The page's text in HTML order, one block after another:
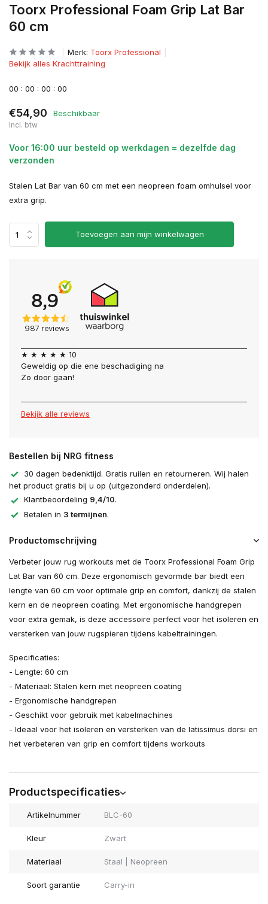
Toorx Professional Foam Grip Lat Bar
60 cm
Merk: Toorx Professional
Bekijk alles Krachttraining
00 : 00 : 00 : 00
€54,90 Beschikbaar
Incl. btw
Voor 16:00 uur besteld op werkdagen = dezelfde dag
verzonden
Stalen Lat Bar van 60 cm met een neopreen foam omhulsel voor
extra grip.
Toevoegen aan mijn winkelwagen
★ ★ ★ ★ ★ 10
Geweldig op die ene beschadiging na
Zo door gaan!
Bekijk alle reviews
Bestellen bij NRG fitness
30 dagen bedenktijd. Gratis ruilen en retourneren. Wij halen
het product gratis bij u op (uitgezonderd onderdelen).
Klantbeoordeling 9,4/10.
Betalen in 3 termijnen.
Productomschrijving
Verbeter jouw rug workouts met de Toorx Professional Foam Grip
Lat Bar van 60 cm. Deze ergonomisch gevormde bar biedt een
lengte van 60 cm voor optimale grip en comfort, dankzij de stalen
kern en de neopreen coating. Met ergonomische handgrepen
voor extra gemak, is deze accessoire perfect voor het isoleren en
versterken van jouw rugspieren tijdens kabeltrainingen.
Specificaties:
- Lengte: 60 cm
- Materiaal: Stalen kern met neopreen coating
- Ergonomische handgrepen
- Geschikt voor gebruik met kabelmachines
- Ideaal voor het isoleren en versterken van de latissimus dorsi en
het verbeteren van grip en comfort tijdens workouts
Productspecificaties
Artikelnummer BLC-60
Kleur Zwart
Materiaal Staal | Neopreen
Soort garantie Carry-in